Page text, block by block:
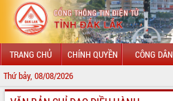
TRANG CHỦ CHÍNH QUYỀN CÔNG DÂN
Thứ bảy, 08/08/2026